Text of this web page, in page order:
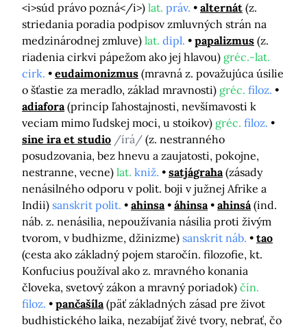
<i>súd právo pozná</i>) lat. práv. alternát (z.
striedania poradia podpisov zmluvných strán na
medzinárodnej zmluve) lat. dipl. papalizmus (z.
riadenia cirkvi pápežom ako jej hlavou) gréc.-lat.
cirk.
eudaimonizmus (mravná z. považujúca úsilie
o šťastie za meradlo, základ mravnosti) gréc. filoz.
adiafora (princíp ľahostajnosti, nevšímavosti k
veciam mimo ľudskej moci, u stoikov) gréc. filoz.
sine ira et studio /írá/ (z. nestranného
posudzovania, bez hnevu a zaujatosti, pokojne,
nestranne, vecne) lat. kniž. satjágraha (zásady
nenásilného odporu v polit. boji v južnej Afrike a
Indii) sanskrit polit. ahinsa áhinsa ahinsá (ind.
náb. z. nenásilia, nepoužívania násilia proti živým
tvorom, v budhizme, džinizme) sanskrit náb.
tao
(cesta ako základný pojem staročín. filozofie, kt.
Konfucius používal ako z. mravného konania
človeka, svetový zákon a mravný poriadok) čín.
filoz.
pančašíla (päť základných zásad pre život
budhistického laika, nezabíjať živé tvory, nebrať, čo